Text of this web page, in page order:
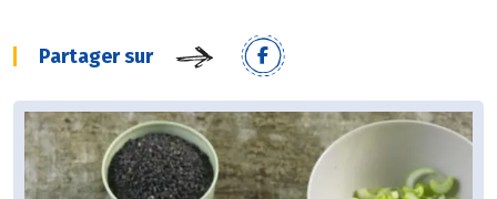
Partager sur